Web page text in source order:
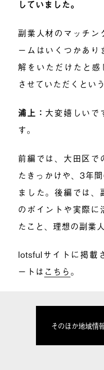
していました。
副業人材のマッチン
ームはいくつかあり
解をいただけたと
させていただくとい
浦上 ： 大変嬉しいで
す。
前編では、大田区で
たきっかけや、3年
ました。後編では、
のポイントや実際に
たこと、理想の副業
lotsfulサイトに掲載
ートは こちら 。
そのほか地域情